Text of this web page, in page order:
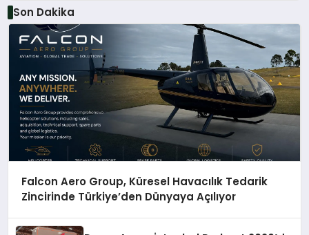
Son Dakika
Falcon Aero Group, Küresel Havacılık Tedarik
Zincirinde Türkiye’den Dünyaya Açılıyor